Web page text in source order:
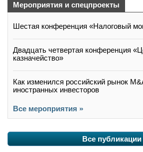
Мероприятия и спецпроекты
Шестая конференция «Налоговый
Двадцать четвертая конференция
казначейство»
Как изменился российский рынок
иностранных инвесторов
Все мероприятия »
Все публикации